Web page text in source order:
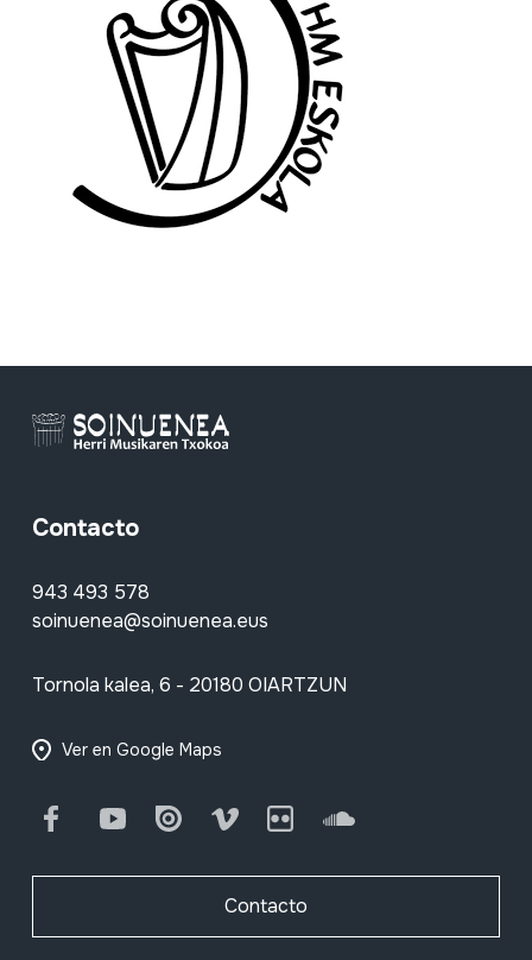
Contacto
943 493 578
soinuenea@soinuenea.eus
Tornola kalea, 6 - 20180 OIARTZUN
Ver en Google Maps
FacebookYoutube Issuu Vimeo Flickr SoundCloud
Contacto